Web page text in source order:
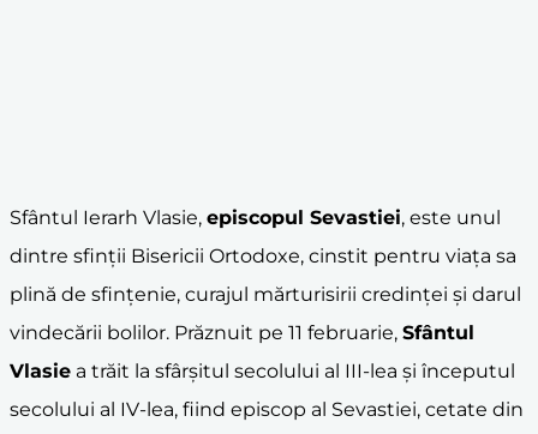
Sfântul Ierarh Vlasie, episcopul Sevastiei, este unul
dintre sfinții Bisericii Ortodoxe, cinstit pentru viața sa
plină de sfințenie, curajul mărturisirii credinței și darul
vindecării bolilor. Prăznuit pe 11 februarie, Sfântul
Vlasie a trăit la sfârșitul secolului al III-lea și începutul
secolului al IV-lea, fiind episcop al Sevastiei, cetate din